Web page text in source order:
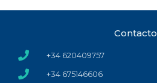
Contacto
+34 620409757
+34 675146606